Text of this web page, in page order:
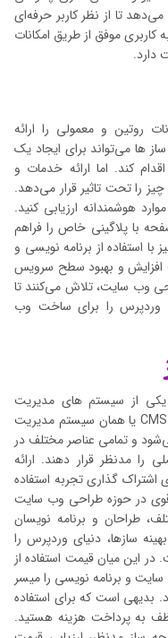
تا از نظر کاربر حرفه‌ای
کاربری موفق از طریق امکانات
دارد.
روتین و معمولی را ارائه
ها می‌تواند برای ایجاد یک
کند. اما ارائه خدمات و
چیز را تحت تاثیر قرار می‌دهد.
هوشمندانه ارزیابی کنید.
با پلاگینی خاص را فراهم
استفاده از برنامه نویسی و
افزایش و بهبود سطح سرویس
وب سایت، تلاش می‌کنند تا
وردپرس را برای ساخت وب
یکی از سیستم‌ های مدیریت
محتوایی پیچیده مورد استفاده قرار می‌گیرد. CMS یا همان سیستم مدیریت
و تمامی عناصر مختلف در
مدنظر قرار دهند. ارائه
گذاری تجربه استفاده
در حوزه طراحی وب سایت
طراحان و برنامه نویسان
سازها، دنیای وردپرس را
این میان قیمت استفاده از
و برنامه نویسی را میسر
بدیهی است که برای استفاده
به پرداخت هزینه هستید.